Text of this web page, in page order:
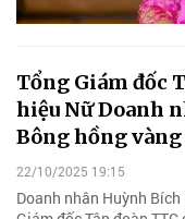
Tổng Giám đốc
hiệu Nữ Doanh
Bông hồng vàng
22/10/2025 19:15
Doanh nhân Huỳnh